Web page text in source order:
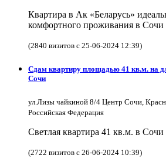
Квартира в Ак «Беларусь»
комфортного проживания в Сочи
(2840 визитов с 25-06-2024 12:39)
Сдам квартиру площадью 41 кв.м. на
Сочи
ул.Лизы чайкиной 8/4 Центр Сочи,
Российская Федерация
Светлая квартира 41 кв.м. в Сочи
(2722 визитов с 26-06-2024 10:39)